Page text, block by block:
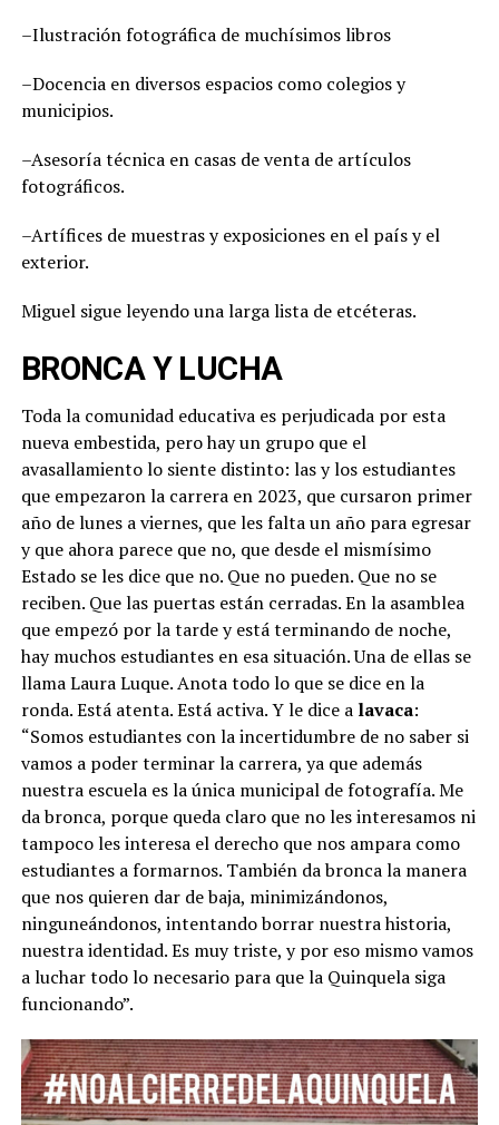
–Ilustración fotográfica de muchísimos libros
–Docencia en diversos espacios como colegios y
municipios.
–Asesoría técnica en casas de venta de artículos
fotográficos.
–Artífices de muestras y exposiciones en el país y el
exterior.
Miguel sigue leyendo una larga lista de etcéteras.
BRONCA Y LUCHA
Toda la comunidad educativa es perjudicada por esta
nueva embestida, pero hay un grupo que el
avasallamiento lo siente distinto: las y los estudiantes
que empezaron la carrera en 2023, que cursaron primer
año de lunes a viernes, que les falta un año para egresar
y que ahora parece que no, que desde el mismísimo
Estado se les dice que no. Que no pueden. Que no se
reciben. Que las puertas están cerradas. En la asamblea
que empezó por la tarde y está terminando de noche,
hay muchos estudiantes en esa situación. Una de ellas se
llama Laura Luque. Anota todo lo que se dice en la
ronda. Está atenta. Está activa. Y le dice a lavaca:
“Somos estudiantes con la incertidumbre de no saber si
vamos a poder terminar la carrera, ya que además
nuestra escuela es la única municipal de fotografía. Me
da bronca, porque queda claro que no les interesamos ni
tampoco les interesa el derecho que nos ampara como
estudiantes a formarnos. También da bronca la manera
que nos quieren dar de baja, minimizándonos,
ninguneándonos, intentando borrar nuestra historia,
nuestra identidad. Es muy triste, y por eso mismo vamos
a luchar todo lo necesario para que la Quinquela siga
funcionando”.